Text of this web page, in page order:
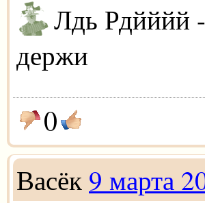
Лдь Рдйййй
держи
0
Васёк 9 марта